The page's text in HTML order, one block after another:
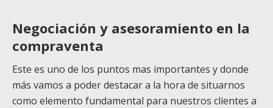
Negociación y asesoramiento en la
compraventa
Este es uno de los puntos mas importantes y donde
más vamos a poder destacar a la hora de situarnos
como elemento fundamental para nuestros clientes a